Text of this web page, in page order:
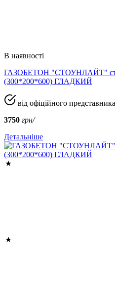
В наявності
ГАЗОБЕТОН "СТОУНЛАЙТ"
(300*200*600) ГЛАДКИЙ
від офіційного представника
3750 грн/
Детальніше